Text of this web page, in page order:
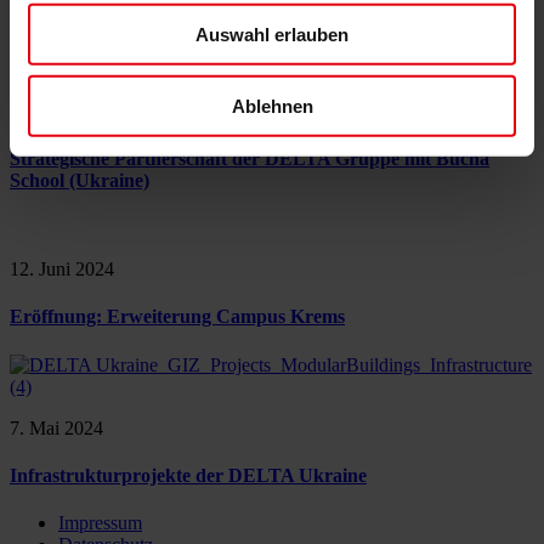
Auswahl erlauben
Ablehnen
Bildung
Strategische Partnerschaft der DELTA Gruppe mit Bucha
School (Ukraine)
12. Juni 2024
Eröffnung: Erweiterung Campus Krems
7. Mai 2024
Infrastrukturprojekte der DELTA Ukraine
Impressum